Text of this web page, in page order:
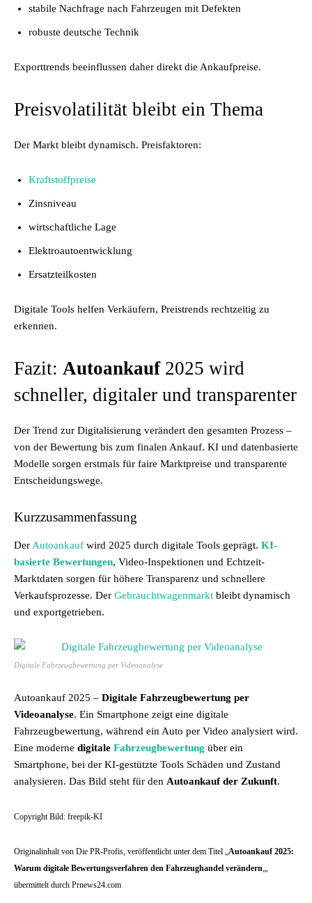
stabile Nachfrage nach Fahrzeugen mit Defekten
robuste deutsche Technik
Exporttrends beeinflussen daher direkt die Ankaufpreise.
Preisvolatilität bleibt ein Thema
Der Markt bleibt dynamisch. Preisfaktoren:
Kraftstoffpreise
Zinsniveau
wirtschaftliche Lage
Elektroautoentwicklung
Ersatzteilkosten
Digitale Tools helfen Verkäufern, Preistrends rechtzeitig zu
erkennen.
Fazit: Autoankauf2025 wird
schneller, digitaler und transparenter
Der Trend zur Digitalisierung verändert den gesamten Prozess –
von der Bewertung bis zum finalen Ankauf. KI und datenbasierte
Modelle sorgen erstmals für faire Marktpreise und transparente
Entscheidungswege.
Kurzzusammenfassung
Der Autoankauf wird 2025 durch digitale Tools geprägt. KI-
basierte Bewertungen, Video-Inspektionen und Echtzeit-
Marktdaten sorgen für höhere Transparenz und schnellere
Verkaufsprozesse. Der Gebrauchtwagenmarkt bleibt dynamisch
und exportgetrieben.
Digitale Fahrzeugbewertung per Videoanalyse
Autoankauf 2025 – Digitale Fahrzeugbewertung per
Videoanalyse. Ein Smartphone zeigt eine digitale
Fahrzeugbewertung, während ein Auto per Video analysiert wird.
Eine moderne digitale Fahrzeugbewertung über ein
Smartphone, bei der KI-gestützte Tools Schäden und Zustand
analysieren. Das Bild steht für den Autoankauf der Zukunft.
Copyright Bild: freepik-KI
Originalinhalt von Die PR-Profis, veröffentlicht unter dem Titel „Autoankauf 2025:
Warum digitale Bewertungsverfahren den Fahrzeughandel verändern„,
übermittelt durch Prnews24.com